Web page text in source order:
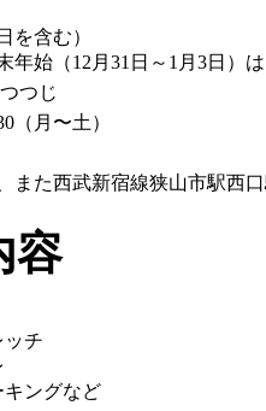
を含む）
年始（12月31日～1月3日）
つじ
（月〜土）
また西武新宿線狭山市駅西
容
ッチ
キングなど